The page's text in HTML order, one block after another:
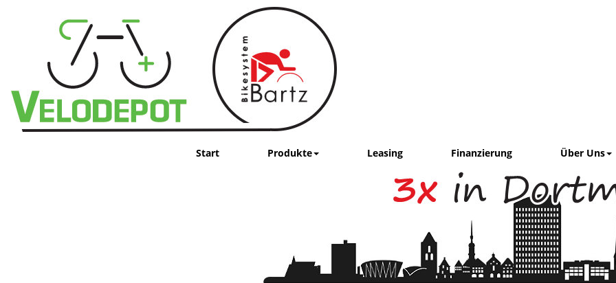
Start Produkte Leasing Finanzierung Über Uns